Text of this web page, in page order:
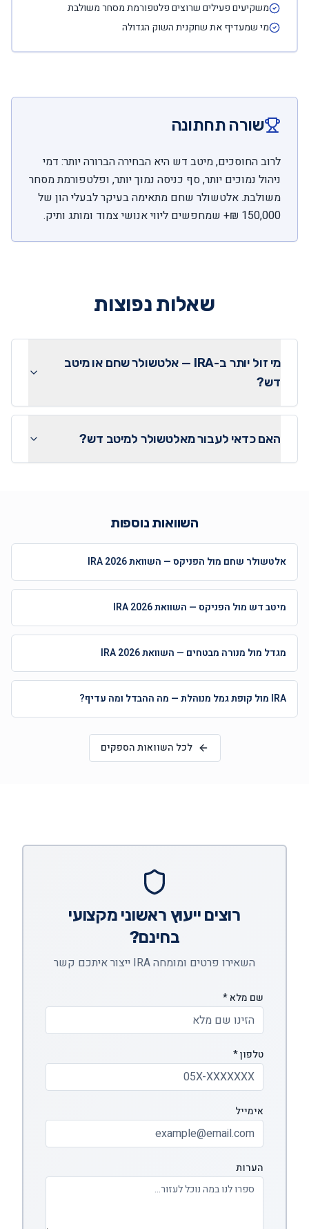
משקיעים פעילים שרוצים פלטפורמת מסחר משולבת
מי שמעדיף את שחקנית השוק הגדולה
שורה תחתונה
לרוב החוסכים, מיטב דש היא הבחירה הברורה יותר: דמי
ניהול נמוכים יותר, סף כניסה נמוך יותר, ופלטפורמת מסחר
משולבת. אלטשולר שחם מתאימה בעיקר לבעלי הון של
150,000 ₪+ שמחפשים ליווי אנושי צמוד ומותג ותיק.
שאלות נפוצות
מי זול יותר ב-IRA — אלטשולר שחם או מיטב
דש?
האם כדאי לעבור מאלטשולר למיטב דש?
השוואות נוספות
אלטשולר שחם מול הפניקס — השוואת IRA 2026
מיטב דש מול הפניקס — השוואת IRA 2026
מגדל מול מנורה מבטחים — השוואת IRA 2026
IRA מול קופת גמל מנוהלת — מה ההבדל ומה עדיף?
לכל השוואות הספקים
רוצים ייעוץ ראשוני מקצועי
בחינם?
השאירו פרטים ומומחה IRA ייצור איתכם קשר
שם מלא *
טלפון *
אימייל
הערות